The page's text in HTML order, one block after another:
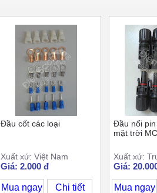
Đầu cốt các loại
Xuất xứ: Việt Nam
Giá: 2.000 đ
Mua ngay Chi tiết
Đầu nối
mặt trời
Xuất xứ:
Giá:
Mua ngay